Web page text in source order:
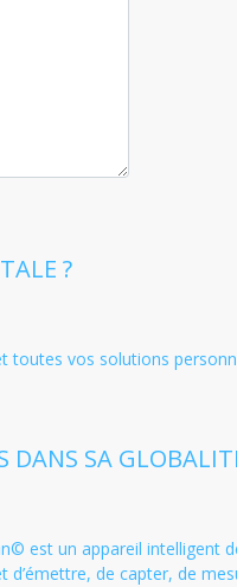
?
vos solutions
DANS SA
est un appareil
de capter, de